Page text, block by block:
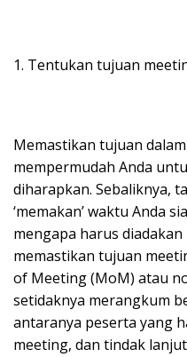
1. Tentukan tujuan
Memastikan tujuan
mempermudah Anda
diharapkan. Sebaliknya,
‘memakan’ waktu Anda
mengapa harus
memastikan tujuan
of Meeting (MoM) atau
setidaknya merangkum
antaranya peserta yang
meeting, dan tindak